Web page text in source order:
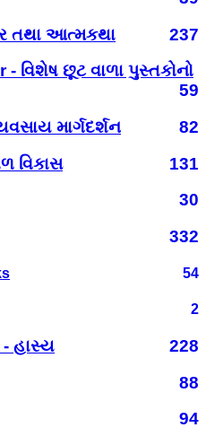
તથા આત્મકથા
237
વિશેષ છૂટ વાળા પુસ્તકોનો
59
માર્ગદર્શન
82
વિકાસ
131
30
332
54
2
હાસ્ય
228
88
94